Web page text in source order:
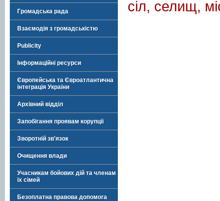
Громадська рада
Взаємодія з громадськістю
Publicity
Інформаційні ресурси
Європейська та Євроатлантична
інтеграція України
Архівний відділ
Запобігання проявам корупції
Зворотній зв'язок
Очищення влади
Учасникам бойових дій та членам
їх сімей
Безоплатна правова допомога
сіл, селищ,